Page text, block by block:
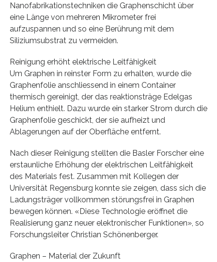
Nanofabrikationstechniken die Graphenschicht über
eine Länge von mehreren Mikrometer frei
aufzuspannen und so eine Berührung mit dem
Siliziumsubstrat zu vermeiden.
Reinigung erhöht elektrische Leitfähigkeit
Um Graphen in reinster Form zu erhalten, wurde die
Graphenfolie anschliessend in einem Container
thermisch gereinigt, der das reaktionsträge Edelgas
Helium enthielt. Dazu wurde ein starker Strom durch die
Graphenfolie geschickt, der sie aufheizt und
Ablagerungen auf der Oberfläche entfernt.
Nach dieser Reinigung stellten die Basler Forscher eine
erstaunliche Erhöhung der elektrischen Leitfähigkeit
des Materials fest. Zusammen mit Kollegen der
Universität Regensburg konnte sie zeigen, dass sich die
Ladungsträger vollkommen störungsfrei in Graphen
bewegen können. «Diese Technologie eröffnet die
Realisierung ganz neuer elektronischer Funktionen», so
Forschungsleiter Christian Schönenberger.
Graphen – Material der Zukunft